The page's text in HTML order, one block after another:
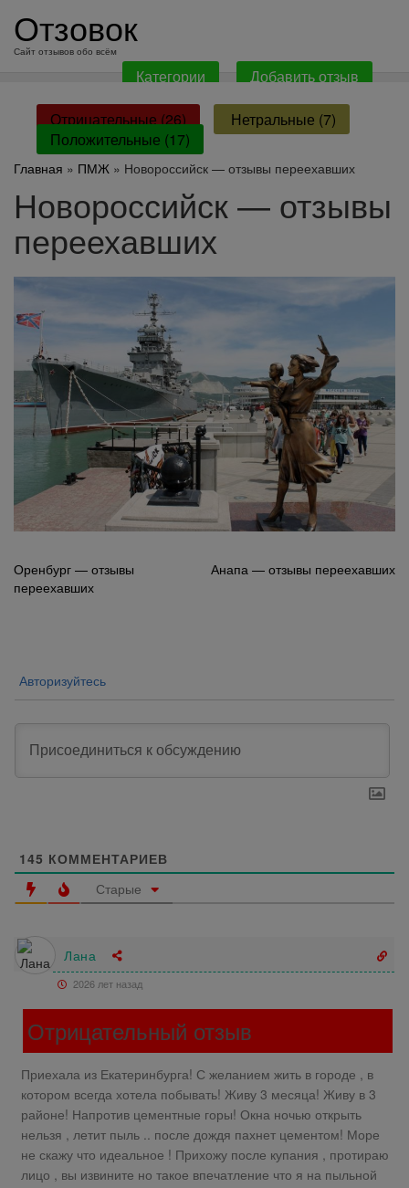
содержанию
Отзовок
Сайт отзывов обо всём
Категории Добавить отзыв
Отрицательные (26)
Нетральные (7)
Положительные (17)
Главная » ПМЖ » Новороссийск — отзывы переехавших
Новороссийск — отзывы
переехавших
Навигация
по
Оренбург — отзывы
переехавших
Анапа — отзывы переехавших
Авторизуйтесь
145 КОММЕНТАРИЕВ
Старые
Лана
2026 лет назад
Отрицательный отзыв
Приехала из Екатеринбурга! С желанием жить в городе , в
котором всегда хотела побывать! Живу 3 месяца! Живу в 3
районе! Напротив цементные горы! Окна ночью открыть
нельзя , летит пыль .. после дождя пахнет цементом! Море
не скажу что идеальное ! Прихожу после купания , протираю
лицо , вы извините но такое впечатление что я на пыльной